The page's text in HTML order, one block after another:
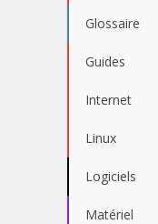
Glossaire
Guides
Internet
Linux
Logiciels
Matériel